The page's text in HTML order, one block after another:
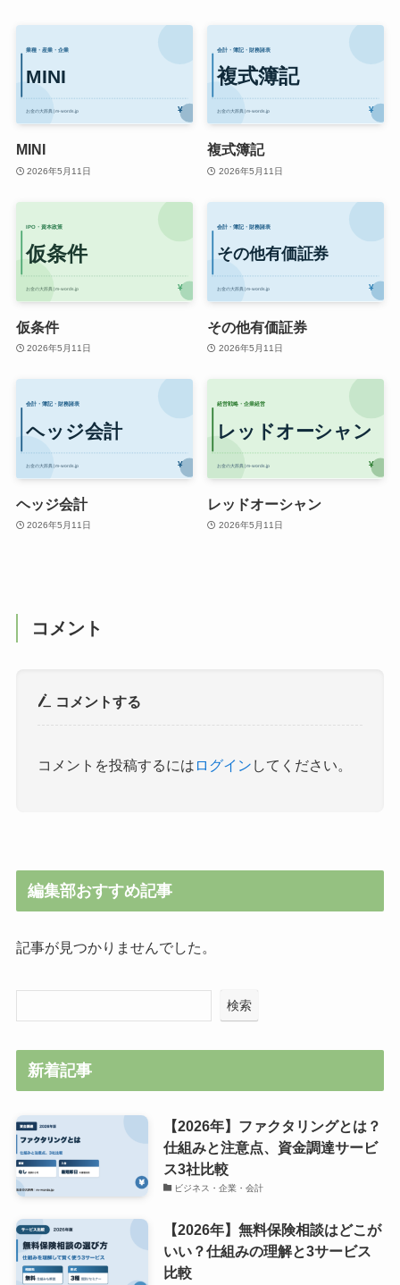
MINI
2026年5月11日
複式簿記
2026年5月11日
仮条件
2026年5月11日
その他有価証券
2026年5月11日
ヘッジ会計
2026年5月11日
レッドオーシャン
2026年5月11日
コメント
コメントする
コメントを投稿するには ログイン してください。
編集部おすすめ記事
記事が見つかりませんでした。
検索
新着記事
【2026年】ファクタリングとは？
仕組みと注意点、資金調達サービ
ス3社比較
ビジネス・企業・会計
【2026年】無料保険相談はどこが
いい？仕組みの理解と3サービス
比較